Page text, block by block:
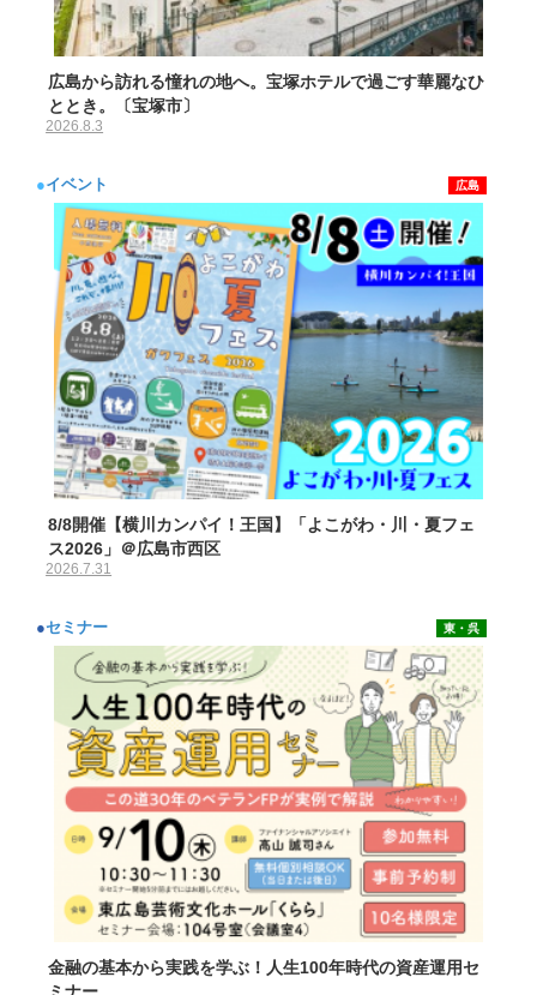
広島から訪れる憧れの地へ。宝塚ホテルで過ごす華麗なひ
ととき。〔宝塚市〕
2026.8.3
●イベント 広島
8/8開催【横川カンパイ！王国】「よこがわ・川・夏フェ
ス2026」＠広島市西区
2026.7.31
●セミナー 東・呉
金融の基本から実践を学ぶ！人生100年時代の資産運用セ